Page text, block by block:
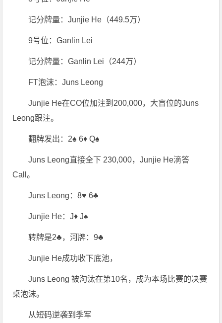
记分牌量：Junjie He（449.5万）
9号位：Ganlin Lei
记分牌量：Ganlin Lei（244万）
FT泡沫：Juns Leong
Junjie He在CO位加注到200,000，大盲位的Juns
Leong跟注。
翻牌发出：2♠ 6♦ Q♠
Juns Leong直接全下 230,000，Junjie He滴答
Call。
Juns Leong：8♥ 6♣
Junjie He：J♦ J♠
转牌是2♣，河牌：9♣
Junjie He成功收下底池，
Juns Leong 被淘汰在第10名，成为本场比赛的决赛
桌泡沫。
从短码逆袭到季军